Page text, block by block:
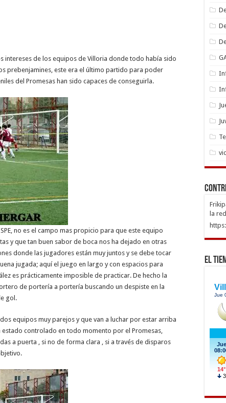
intereses de los equipos de Villoria donde todo había sido
prebenjamines, este era el último partido para poder
del Promesas han sido capaces de conseguirla.
no es el campo mas propicio para que este equipo
y que tan buen sabor de boca nos ha dejado en otras
donde las jugadores están muy juntos y se debe tocar
jugada; aquí el juego en largo y con espacios para
es prácticamente imposible de practicar. De hecho la
de portería a portería buscando un despiste en la
gol.
equipos muy parejos y que van a luchar por estar arriba
controlado en todo momento por el Promesas,
a puerta , si no de forma clara , si a través de disparos
la
El